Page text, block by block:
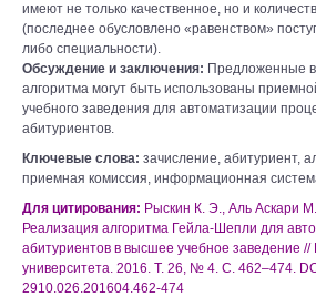
имеют не только качественное, но и
(последнее обусловлено «равенством»
либо специальности).
Обсуждение и заключения: Предложенные
алгоритма могут быть использованы
учебного заведения для автоматизации
абитуриентов.
Ключевые слова: зачисление, абитуриент,
приемная комиссия, информационная
Для цитирования: Рыскин К. Э., Аль Аскари
Реализация алгоритма Гейла-Шепли для
абитуриентов в высшее учебное заведение //
университета. 2016. Т. 26, № 4. С. 462–474.
2910.026.201604.462-474